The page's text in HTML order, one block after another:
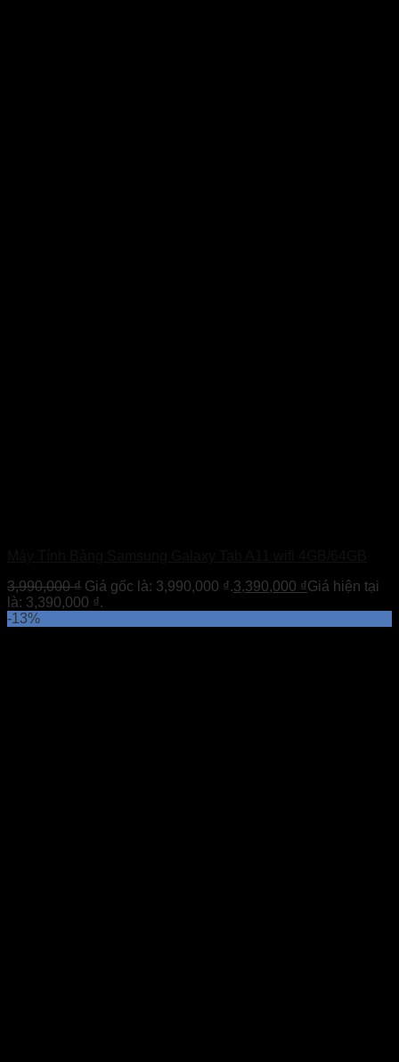
3,990,000₫ Giá gốc là: 3,990,000 ₫.3,390,000 ₫Giá hiện tại
là: 3,390,000 ₫.
-13%